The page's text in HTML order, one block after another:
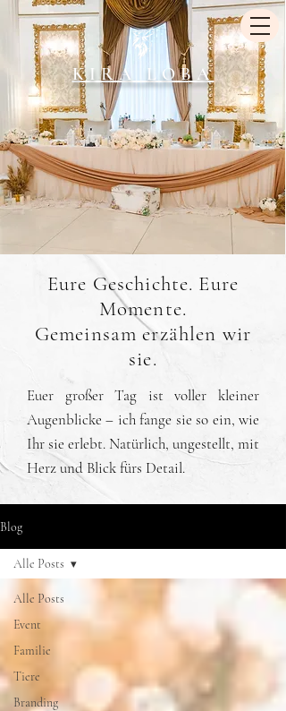
KIRA LOBA
Eure Geschichte. Eure
Momente.
Gemeinsam erzählen wir
sie.
Euer großer Tag ist voller kleiner
Augenblicke – ich fange sie so ein, wie
Ihr sie erlebt. Natürlich, ungestellt, mit
Herz und Blick fürs Detail.
Blog
Alle Posts
Event
Familie
Tiere
Branding
Alle Posts